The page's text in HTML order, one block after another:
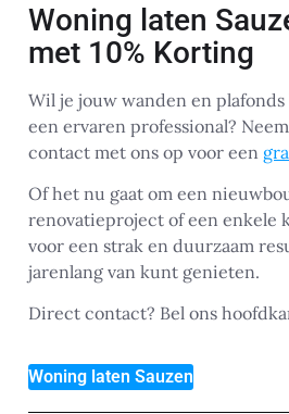
Woning laten
met 10% Korting
Wil je jouw wanden en
een ervaren professional?
contact met ons op voor een
Of het nu gaat om een
renovatieproject of een enkele
voor een strak en duurzaam
jarenlang van kunt genieten.
Direct contact? Bel ons
Woning laten Sauzen